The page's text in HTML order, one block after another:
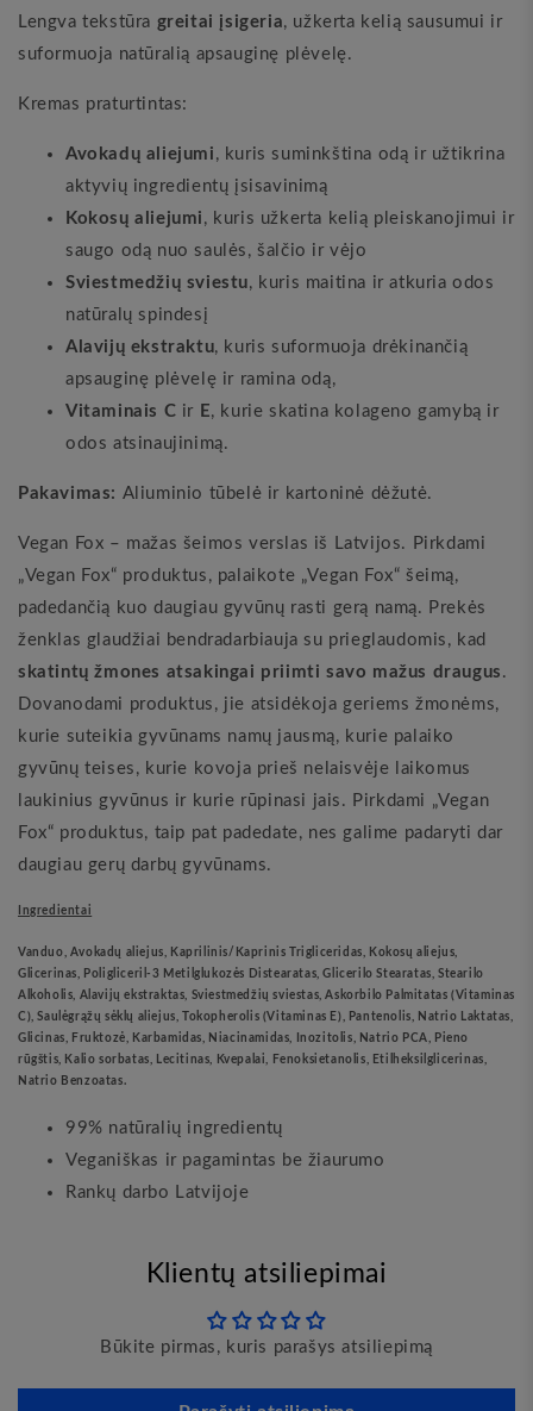
Lengva tekstūra greitai įsigeria, užkerta kelią sausumui ir
suformuoja natūralią apsauginę plėvelę.
Kremas praturtintas:
Avokadų aliejumi , kuris suminkština odą ir užtikrina
aktyvių ingredientų įsisavinimą
Kokosų aliejumi , kuris užkerta kelią pleiskanojimui ir
saugo odą nuo saulės, šalčio ir vėjo
Sviestmedžių sviestu, kuris maitina ir atkuria odos
natūralų spindesį
Alavijų ekstraktu, kuris suformuoja drėkinančią
apsauginę plėvelę ir ramina odą,
Vitaminais C ir E, kurie skatina kolageno gamybą ir
odos atsinaujinimą.
Pakavimas: Aliuminio tūbelė ir kartoninė dėžutė.
Vegan Fox – mažas šeimos verslas iš Latvijos. Pirkdami
„Vegan Fox“ produktus, palaikote „Vegan Fox“ šeimą,
padedančią kuo daugiau gyvūnų rasti gerą namą. Prekės
ženklas glaudžiai bendradarbiauja su prieglaudomis, kad
skatintų žmones atsakingai priimti savo mažus draugus .
Dovanodami produktus, jie atsidėkoja geriems žmonėms,
kurie suteikia gyvūnams namų jausmą, kurie palaiko
gyvūnų teises, kurie kovoja prieš nelaisvėje laikomus
laukinius gyvūnus ir kurie rūpinasi jais. Pirkdami „Vegan
Fox“ produktus, taip pat padedate, nes galime padaryti dar
daugiau gerų darbų gyvūnams.
Ingredientai
Vanduo, Avokadų aliejus, Kaprilinis/Kaprinis Trigliceridas, Kokosų aliejus,
Glicerinas, Poligliceril-3 Metilglukozės Distearatas, Glicerilo Stearatas, Stearilo
Alkoholis, Alavijų ekstraktas, Sviestmedžių sviestas, Askorbilo Palmitatas (Vitaminas
C), Saulėgrąžų sėklų aliejus, Tokopherolis (Vitaminas E), Pantenolis, Natrio Laktatas,
Glicinas, Fruktozė, Karbamidas, Niacinamidas, Inozitolis, Natrio PCA, Pieno
rūgštis, Kalio sorbatas, Lecitinas, Kvepalai, Fenoksietanolis, Etilheksilglicerinas,
Natrio Benzoatas.
99% natūralių ingredientų
Veganiškas ir pagamintas be žiaurumo
Rankų darbo Latvijoje
Klientų atsiliepimai
Būkite pirmas, kuris parašys atsiliepimą